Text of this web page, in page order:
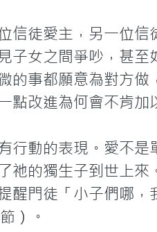
信徒愛主，另一位信
子女之間爭吵，甚至
的事都願意為對方做
點改進為何會不肯加
行動的表現。愛不是
祂的獨生子到世上來
醒門徒「小子們哪，
）。